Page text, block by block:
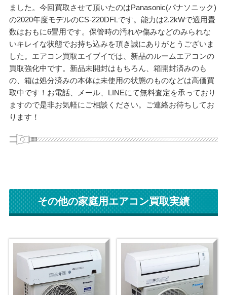
ました。今回買取させて頂いたのはPanasonic(パナソニック)
の2020年度モデルのCS-220DFLです。能力は2.2kWで適用畳
数はおもに6畳用です。保管時の汚れや傷みなどのみられな
いキレイな状態でお持ち込みを頂き誠にありがとうございま
した。エアコン買取エイブイでは、新品のルームエアコンの
買取強化中です。新品未開封はもちろん、箱開封済みのも
の、箱は処分済みの本体は未使用の状態のものなどは高価買
取中です！お電話、メール、LINEにて無料査定を承っており
ますので是非お気軽にご相談ください。ご連絡お待ちしてお
ります！
その他の家庭用エアコン買取実績